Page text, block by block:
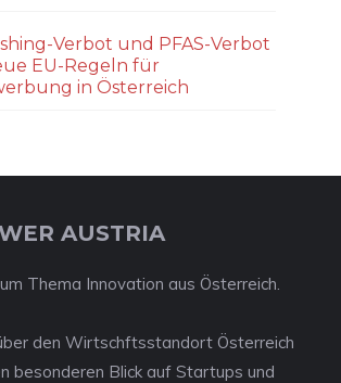
Verbot und PFAS-Verbot
EU-Regeln für
in Österreich
AUSTRIA
Thema Innovation aus Österreich.
den Wirtschftsstandort Österreich
besonderen Blick auf Startups und